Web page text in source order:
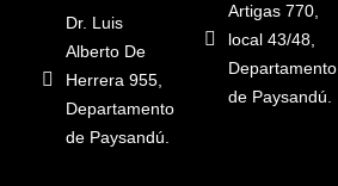
Dr. Luis
Alberto De
Herrera 955,
Departamento
de Paysandú.
Artigas 770,
local 43/48,
Departamento
de Paysandú.